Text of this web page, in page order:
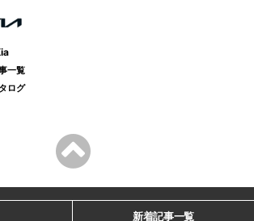
一覧
ログ
新着記事一覧